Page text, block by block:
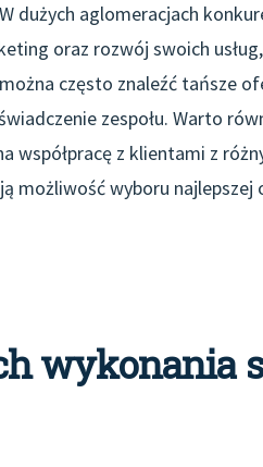
dużych aglomeracjach
oraz rozwój swoich
często znaleźć tańsze
zespołu. Warto
współpracę z klientami z
możliwość wyboru
wykonania